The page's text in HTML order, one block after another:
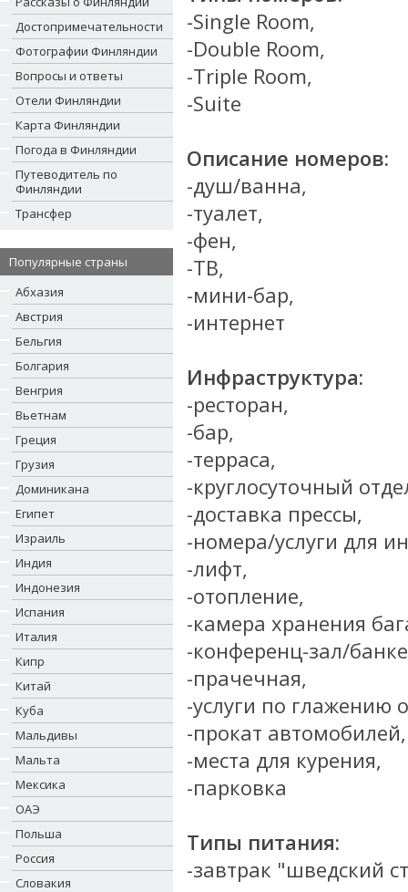
Достопримечательности
Фотографии Финляндии
Вопросы и ответы
Отели Финляндии
Карта Финляндии
Погода в Финляндии
Путеводитель по
Финляндии
Трансфер
Популярные страны
Абхазия
Австрия
Бельгия
Болгария
Венгрия
Вьетнам
Греция
Грузия
Доминикана
Египет
Израиль
Индия
Индонезия
Испания
Италия
Кипр
Китай
Куба
Мальдивы
Мальта
Мексика
ОАЭ
Польша
Россия
Словакия
-Single Room,
-Double Room,
-Triple Room,
-Suite
Описание номеров:
-душ/ванна,
-туалет,
-фен,
-ТВ,
-мини-бар,
-интернет
Инфраструктура:
-ресторан,
-бар,
-терраса,
-круглосуточный
-доставка прессы,
-номера/услуги для
-лифт,
-отопление,
-камера хранения
-конференц-зал/
-прачечная,
-услуги по глажению
-прокат автомобилей,
-места для курения,
-парковка
Типы питания:
-завтрак "шведский